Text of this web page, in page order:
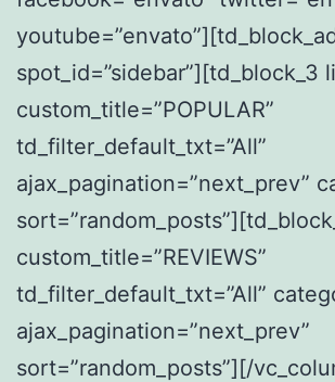
spot_id=”sidebar”][td_block_3
custom_title=”POPULAR”
td_filter_default_txt=”All”
ajax_pagination=”next_prev”
custom_title=”REVIEWS”
td_filter_default_txt=”All”
ajax_pagination=”next_prev”
sort=”random_posts”][/